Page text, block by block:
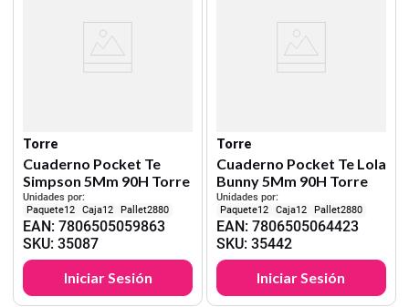
Torre
Cuaderno Pocket Te
Simpson 5Mm 90H Torre
Unidades por:
12
12 2880
EAN:7806505059863
SKU:35087
Iniciar Sesión
Torre
Cuaderno Pocket Te Lola
Bunny 5Mm 90H Torre
Unidades por:
12
12 2880
EAN: 7806505064423
SKU: 35442
Iniciar Sesión